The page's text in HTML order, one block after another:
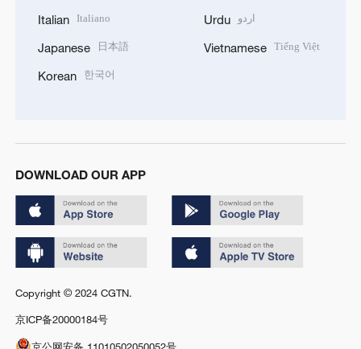
Italian Italiano
Japanese 日本語
Korean 한국어
Urdu اردو
Vietnamese Tiếng Việt
DOWNLOAD OUR APP
Copyright © 2024 CGTN.
京ICP备20000184号
京公网安备 11010502050052号